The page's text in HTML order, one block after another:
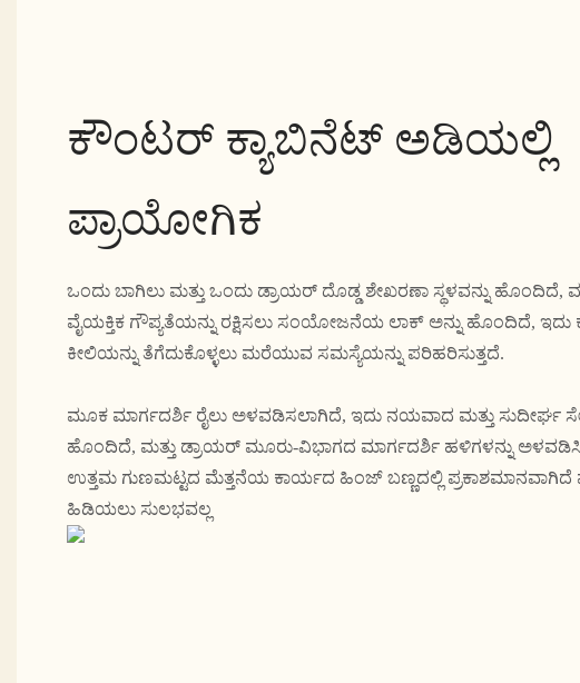
ಕೌಂಟರ್ ಕ್ಯಾಬಿನೆಟ್ ಅಡಿಯಲ್ಲಿ
ಪ್ರಾಯೋಗಿಕ
ಒಂದು ಬಾಗಿಲು ಮತ್ತು ಒಂದು ಡ್ರಾಯರ್ ದೊಡ್ಡ ಶೇಖರಣಾ ಸ್ಥಳವನ್ನು ಹೊಂದಿದೆ,
ವೈಯಕ್ತಿಕ ಗೌಪ್ಯತೆಯನ್ನು ರಕ್ಷಿಸಲು ಸಂಯೋಜನೆಯ ಲಾಕ್ ಅನ್ನು ಹೊಂದಿದೆ, ಇದು
ಕೀಲಿಯನ್ನು ತೆಗೆದುಕೊಳ್ಳಲು ಮರೆಯುವ ಸಮಸ್ಯೆಯನ್ನು ಪರಿಹರಿಸುತ್ತದೆ.
ಮೂಕ ಮಾರ್ಗದರ್ಶಿ ರೈಲು ಅಳವಡಿಸಲಾಗಿದೆ, ಇದು ನಯವಾದ ಮತ್ತು ಸುದೀರ್ಘ
ಹೊಂದಿದೆ, ಮತ್ತು ಡ್ರಾಯರ್ ಮೂರು-ವಿಭಾಗದ ಮಾರ್ಗದರ್ಶಿ ಹಳಿಗಳನ್ನು
ಉತ್ತಮ ಗುಣಮಟ್ಟದ ಮೆತ್ತನೆಯ ಕಾರ್ಯದ ಹಿಂಜ್ ಬಣ್ಣದಲ್ಲಿ ಪ್ರಕಾಶಮಾನವಾಗಿದೆ
ಹಿಡಿಯಲು ಸುಲಭವಲ್ಲ